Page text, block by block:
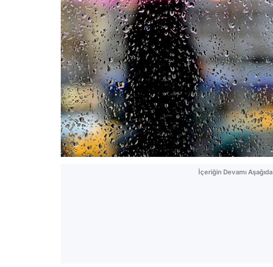
İçeriğin Devamı Aşağıda